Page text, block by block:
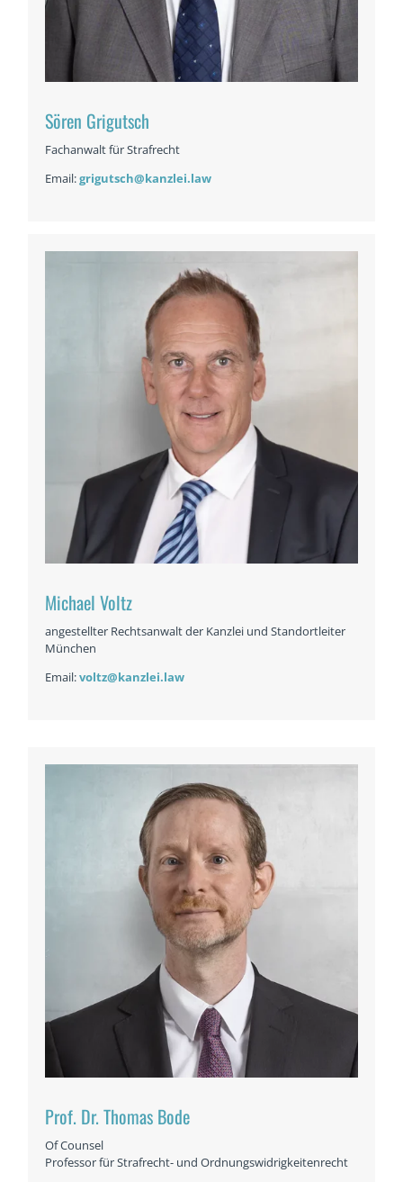
Sören Grigutsch
Fachanwalt für Strafrecht
Email:grigutsch@kanzlei.law
Michael Voltz
angestellter Rechtsanwalt der Kanzlei und Standortleiter
München
Email:voltz@kanzlei.law
Prof. Dr. Thomas Bode
Of Counsel
Professor für Strafrecht- und Ordnungswidrigkeitenrecht